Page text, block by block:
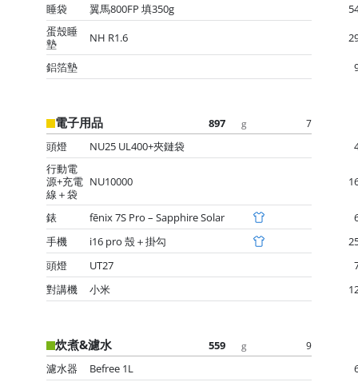
睡袋 翼馬800FP 填350g
蛋殼睡
墊
NH R1.6
鋁箔墊
電子用品 897 g 7
頭燈 NU25 UL400+夾鏈袋
行動電
源+充電
線＋袋
NU10000
錶 fēnix 7S Pro – Sapphire Solar
手機
i16 pro 殼＋掛勾
頭燈
UT27
對講機
小米
炊煮&濾水 559 g 9
濾水器 Befree 1L